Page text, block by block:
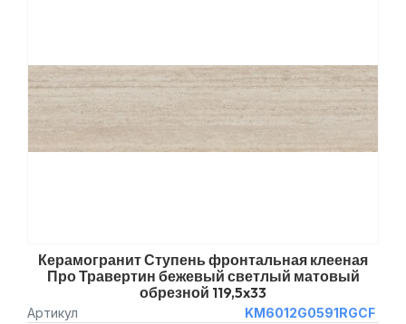
Керамогранит Ступень фронтальная клееная
Про Травертин бежевый светлый матовый
обрезной 119,5x33
Артикул
KM6012G0591RGCF